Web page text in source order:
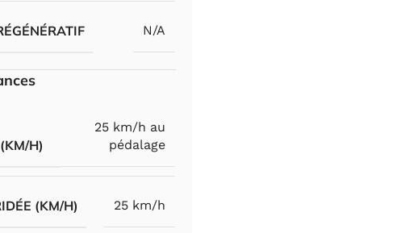
N/A
H)
25 km/h au
pédalage
(KM/H) 25 km/h